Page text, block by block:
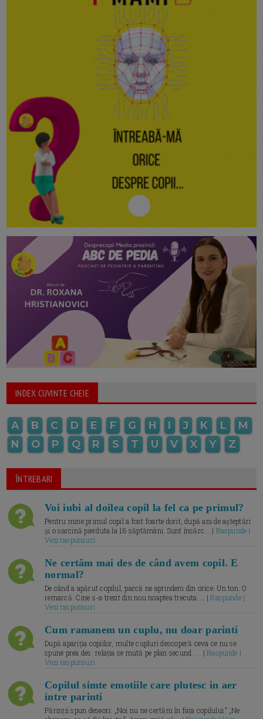
INDEX CUVINTE CHEIE
A B C D E F G H I J K L
M
N
O P Q R S T U V X Y Z
ÎNTREBARI
Voi iubi al doilea copil la fel ca pe primul?
Pentru mine primul copil a fost foarte dorit, după ani de așteptări
și o sarcină pierduta la 16 săptămâni. Sunt însărc... | Raspunde |
Vezi raspunsuri
Ne certăm mai des de când avem copil. E
normal?
De când a apărut copilul, parcă ne aprindem din orice. Un ton. O
remarcă. Cine s-a trezit din nou noaptea trecuta.... |Raspunde |
Vezi raspunsuri
Cum ramanem un cuplu, nu doar parinti
După apariția copiilor, multe cupluri descoperă ceva ce nu se
spune prea des: relația se mută pe plan secund. ... |Raspunde |
Vezi raspunsuri
Copilul simte emotiile care plutesc in aer
intre parinti
Părinții spun deseori: „Noi nu ne certăm în fața copilului.” „Ne